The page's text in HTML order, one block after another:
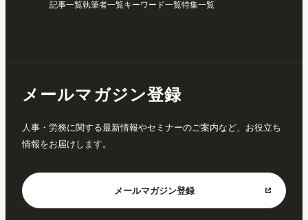
記事一覧執筆者一覧キーワード一覧特集一覧
メールマガジン登録
人事・労務に関する最新情報やセミナーのご案内など、お役立ち
情報をお届けします。
メールマガジン登録